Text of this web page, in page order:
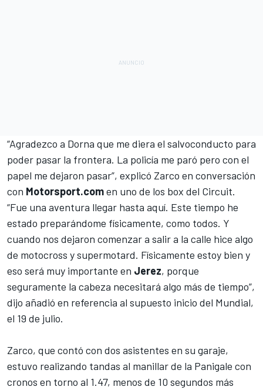
“Agradezco a Dorna que me diera el salvoconducto para
poder pasar la frontera. La policía me paró pero con el
papel me dejaron pasar”, explicó Zarco en conversación
con Motorsport.comen uno de los box del Circuit.
“Fue una aventura llegar hasta aquí. Este tiempo he
estado preparándome físicamente, como todos. Y
cuando nos dejaron comenzar a salir a la calle hice algo
de motocross y supermotard. Físicamente estoy bien y
eso será muy importante en Jerez, porque
seguramente la cabeza necesitará algo más de tiempo”,
dijo añadió en referencia al supuesto inicio del Mundial,
el 19 de julio.
Zarco, que contó con dos asistentes en su garaje,
estuvo realizando tandas al manillar de la Panigale con
cronos en torno al 1.47, menos de 10 segundos más